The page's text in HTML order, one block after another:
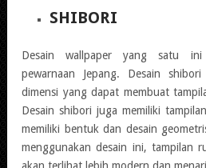
SHIBORI
Desain wallpaper yang satu
pewarnaan Jepang. Desain
dimensi yang dapat membuat
Desain shibori juga memiliki
memiliki bentuk dan desain
menggunakan desain ini, tampilan